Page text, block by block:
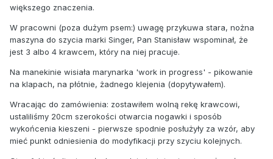
większego znaczenia.
W pracowni (poza dużym psem:) uwagę przykuwa stara, nożna
maszyna do szycia marki Singer, Pan Stanisław wspominał, że
jest 3 albo 4 krawcem, który na niej pracuje.
Na manekinie wisiała marynarka 'work in progress' - pikowanie
na klapach, na płótnie, żadnego klejenia (dopytywałem).
Wracając do zamówienia: zostawiłem wolną rekę krawcowi,
ustaliliśmy 20cm szerokości otwarcia nogawki i sposób
wykońcenia kieszeni - pierwsze spodnie posłużyły za wzór, aby
mieć punkt odniesienia do modyfikacji przy szyciu kolejnych.